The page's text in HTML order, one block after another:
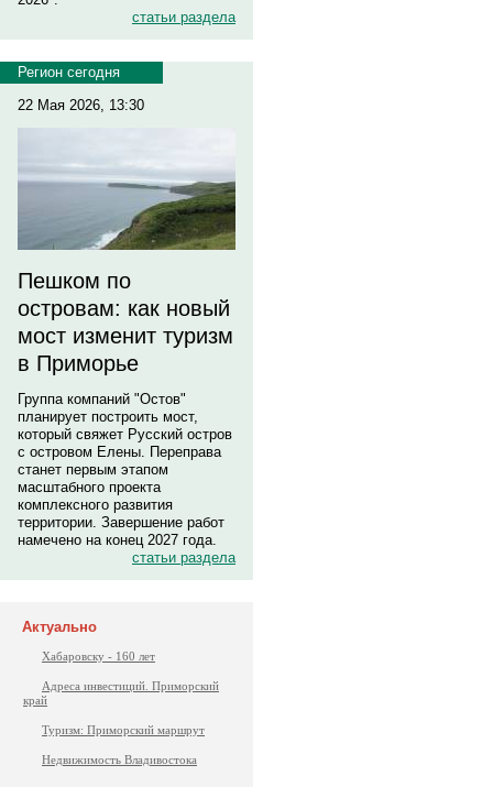
статьи раздела
Регион сегодня
22 Мая 2026, 13:30
Пешком по
островам: как новый
мост изменит туризм
в Приморье
Группа компаний "Остов"
планирует построить мост,
который свяжет Русский остров
с островом Елены. Переправа
станет первым этапом
масштабного проекта
комплексного развития
территории. Завершение работ
намечено на конец 2027 года.
статьи раздела
Актуально
Хабаровску - 160 лет
Адреса инвестиций. Приморский
край
Туризм: Приморский маршрут
Недвижимость Владивостока